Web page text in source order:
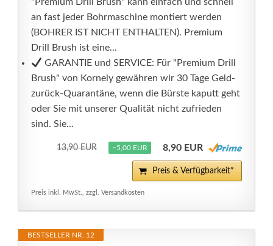
an fast jeder Bohrmaschine montiert werden
(BOHRER IST NICHT ENTHALTEN). Premium
Drill Brush ist eine...
GARANTIE und SERVICE: Für "Premium Drill
Brush" von Kornely gewähren wir 30 Tage Geld-
zurück-Quarantäne, wenn die Bürste kaputt geht
oder Sie mit unserer Qualität nicht zufrieden
sind. Sie...
13,90 EUR −5,00 EUR 8,90 EUR
Preis & Verfügbarkeit*
Preis inkl. MwSt., zzgl. Versandkosten
BESTSELLER NR. 12